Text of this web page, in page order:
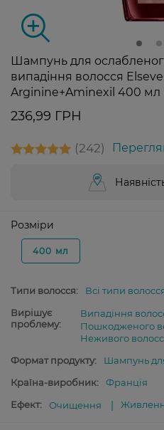
Шампунь для
випадіння волосся
Arginine+Aminexil 400 мл
236,99 ГРН
242
Розміри
400 мл
Типи волосся:
Всі типи
Вирішує
проблему:
Випадіння
Пошкодженого
Неживого
Формат продукту:
Шампунь
Країна-виробник:
Франція
Ефект:
Очищення